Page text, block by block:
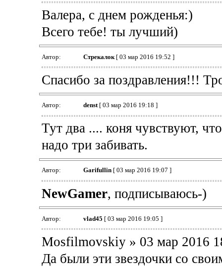
Валера, с днем рожденья:)
Всего тебе! ты лучший)
Автор: Стрекалок[ 03 мар 2016 19:52 ]
Спасибо за поздравления!!!
Автор: denst[ 03 мар 2016 19:18 ]
Тут два .... коня чувствуют,
надо три забивать.
Автор: Garifullin[ 03 мар 2016 19:07 ]
NewGamer, подписываюсь-)
Автор: vlad45 [ 03 мар 2016 19:05 ]
Mosfilmovskiy » 03 мар 2016
Да были эти звездочки со